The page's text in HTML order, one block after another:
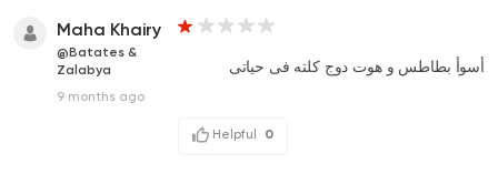
Maha Khairy
@Batates &
Zalabya
9 months ago
أسوأ بطاطس و هوت دوج كلته فى حياتى
Helpful 0